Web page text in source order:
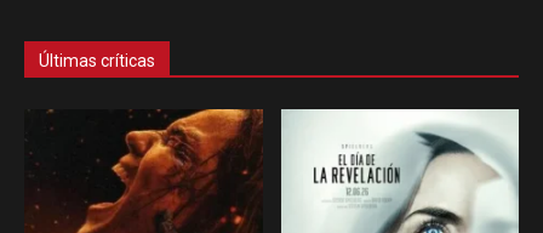
Últimas críticas